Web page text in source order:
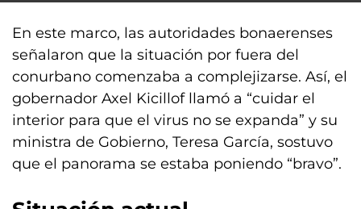
En este marco, las autoridades bonaerenses
señalaron que la situación por fuera del
conurbano comenzaba a complejizarse. Así, el
gobernador Axel Kicillof llamó a “cuidar el
interior para que el virus no se expanda” y su
ministra de Gobierno, Teresa García, sostuvo
que el panorama se estaba poniendo “bravo”.